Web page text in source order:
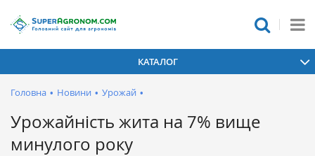
КАТАЛОГ
Головна • Новини • Урожай •
Урожайність жита на 7% вище
минулого року